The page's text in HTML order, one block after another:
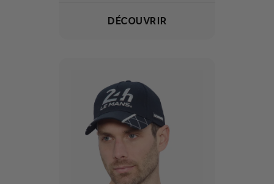
DÉCOUVRIR